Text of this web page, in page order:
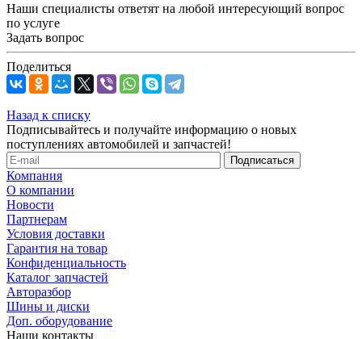
Наши специалисты ответят на любой интересующий вопрос
по услуге
Задать вопрос
Поделиться
Назад к списку
Подписывайтесь и получайте информацию о новых
поступлениях автомобилей и запчастей!
Компания
О компании
Новости
Партнерам
Условия доставки
Гарантия на товар
Конфиденциальность
Каталог запчастей
Авторазбор
Шины и диски
Доп. оборудование
Наши контакты